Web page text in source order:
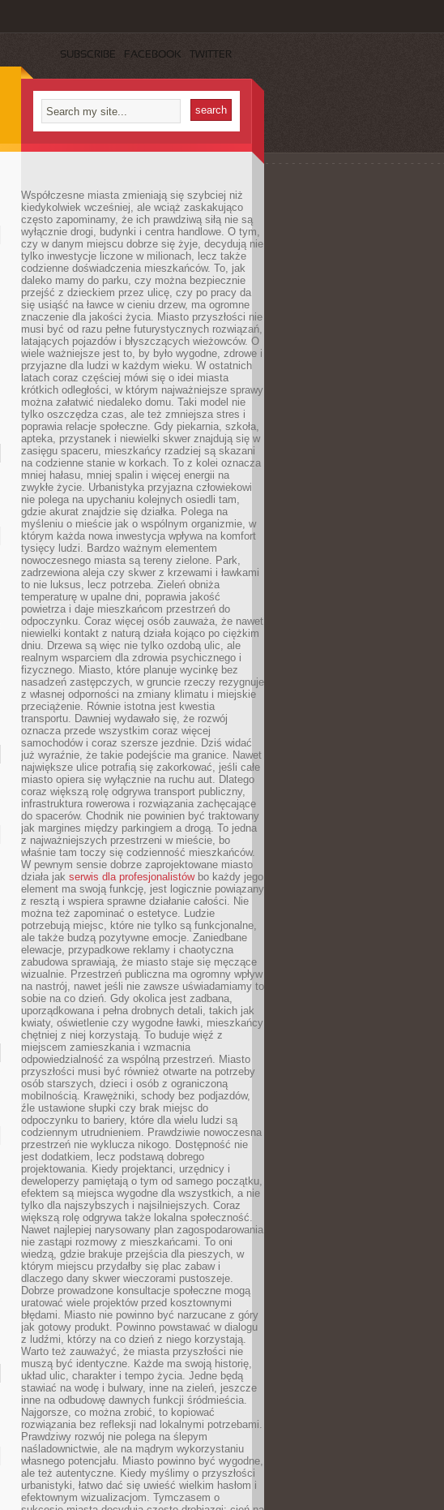
SUBSCRIBE FACEBOOK TWITTER
Współczesne miasta zmieniają się szybciej niż
kiedykolwiek wcześniej, ale wciąż zaskakująco
często zapominamy, że ich prawdziwą siłą nie są
wyłącznie drogi, budynki i centra handlowe. O tym,
czy w danym miejscu dobrze się żyje, decydują nie
tylko inwestycje liczone w milionach, lecz także
codzienne doświadczenia mieszkańców. To, jak
daleko mamy do parku, czy można bezpiecznie
przejść z dzieckiem przez ulicę, czy po pracy da
się usiąść na ławce w cieniu drzew, ma ogromne
znaczenie dla jakości życia. Miasto przyszłości nie
musi być od razu pełne futurystycznych rozwiązań,
latających pojazdów i błyszczących wieżowców. O
wiele ważniejsze jest to, by było wygodne, zdrowe i
przyjazne dla ludzi w każdym wieku. W ostatnich
latach coraz częściej mówi się o idei miasta
krótkich odległości, w którym najważniejsze sprawy
można załatwić niedaleko domu. Taki model nie
tylko oszczędza czas, ale też zmniejsza stres i
poprawia relacje społeczne. Gdy piekarnia, szkoła,
apteka, przystanek i niewielki skwer znajdują się w
zasięgu spaceru, mieszkańcy rzadziej są skazani
na codzienne stanie w korkach. To z kolei oznacza
mniej hałasu, mniej spalin i więcej energii na
zwykłe życie. Urbanistyka przyjazna człowiekowi
nie polega na upychaniu kolejnych osiedli tam,
gdzie akurat znajdzie się działka. Polega na
myśleniu o mieście jak o wspólnym organizmie, w
którym każda nowa inwestycja wpływa na komfort
tysięcy ludzi. Bardzo ważnym elementem
nowoczesnego miasta są tereny zielone. Park,
zadrzewiona aleja czy skwer z krzewami i ławkami
to nie luksus, lecz potrzeba. Zieleń obniża
temperaturę w upalne dni, poprawia jakość
powietrza i daje mieszkańcom przestrzeń do
odpoczynku. Coraz więcej osób zauważa, że nawet
niewielki kontakt z naturą działa kojąco po ciężkim
dniu. Drzewa są więc nie tylko ozdobą ulic, ale
realnym wsparciem dla zdrowia psychicznego i
fizycznego. Miasto, które planuje wycinkę bez
nasadzeń zastępczych, w gruncie rzeczy rezygnuje
z własnej odporności na zmiany klimatu i miejskie
przeciążenie. Równie istotna jest kwestia
transportu. Dawniej wydawało się, że rozwój
oznacza przede wszystkim coraz więcej
samochodów i coraz szersze jezdnie. Dziś widać
już wyraźnie, że takie podejście ma granice. Nawet
największe ulice potrafią się zakorkować, jeśli całe
miasto opiera się wyłącznie na ruchu aut. Dlatego
coraz większą rolę odgrywa transport publiczny,
infrastruktura rowerowa i rozwiązania zachęcające
do spacerów. Chodnik nie powinien być traktowany
jak margines między parkingiem a drogą. To jedna
z najważniejszych przestrzeni w mieście, bo
właśnie tam toczy się codzienność mieszkańców.
W pewnym sensie dobrze zaprojektowane miasto
działa jak serwis dla profesjonalistówbo każdy jego
element ma swoją funkcję, jest logicznie powiązany
z resztą i wspiera sprawne działanie całości. Nie
można też zapominać o estetyce. Ludzie
potrzebują miejsc, które nie tylko są funkcjonalne,
ale także budzą pozytywne emocje. Zaniedbane
elewacje, przypadkowe reklamy i chaotyczna
zabudowa sprawiają, że miasto staje się męczące
wizualnie. Przestrzeń publiczna ma ogromny wpływ
na nastrój, nawet jeśli nie zawsze uświadamiamy to
sobie na co dzień. Gdy okolica jest zadbana,
uporządkowana i pełna drobnych detali, takich jak
kwiaty, oświetlenie czy wygodne ławki, mieszkańcy
chętniej z niej korzystają. To buduje więź z
miejscem zamieszkania i wzmacnia
odpowiedzialność za wspólną przestrzeń. Miasto
przyszłości musi być również otwarte na potrzeby
osób starszych, dzieci i osób z ograniczoną
mobilnością. Krawężniki, schody bez podjazdów,
źle ustawione słupki czy brak miejsc do
odpoczynku to bariery, które dla wielu ludzi są
codziennym utrudnieniem. Prawdziwie nowoczesna
przestrzeń nie wyklucza nikogo. Dostępność nie
jest dodatkiem, lecz podstawą dobrego
projektowania. Kiedy projektanci, urzędnicy i
deweloperzy pamiętają o tym od samego początku,
efektem są miejsca wygodne dla wszystkich, a nie
tylko dla najszybszych i najsilniejszych. Coraz
większą rolę odgrywa także lokalna społeczność.
Nawet najlepiej narysowany plan zagospodarowania
nie zastąpi rozmowy z mieszkańcami. To oni
wiedzą, gdzie brakuje przejścia dla pieszych, w
którym miejscu przydałby się plac zabaw i
dlaczego dany skwer wieczorami pustoszeje.
Dobrze prowadzone konsultacje społeczne mogą
uratować wiele projektów przed kosztownymi
błędami. Miasto nie powinno być narzucane z góry
jak gotowy produkt. Powinno powstawać w dialogu
z ludźmi, którzy na co dzień z niego korzystają.
Warto też zauważyć, że miasta przyszłości nie
muszą być identyczne. Każde ma swoją historię,
układ ulic, charakter i tempo życia. Jedne będą
stawiać na wodę i bulwary, inne na zieleń, jeszcze
inne na odbudowę dawnych funkcji śródmieścia.
Najgorsze, co można zrobić, to kopiować
rozwiązania bez refleksji nad lokalnymi potrzebami.
Prawdziwy rozwój nie polega na ślepym
naśladownictwie, ale na mądrym wykorzystaniu
własnego potencjału. Miasto powinno być wygodne,
ale też autentyczne. Kiedy myślimy o przyszłości
urbanistyki, łatwo dać się uwieść wielkim hasłom i
efektownym wizualizacjom. Tymczasem o